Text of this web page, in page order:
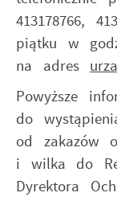
413178766,
piątku w
na adres
Powyższe
do
od zakazów
i wilka do
Dyrektora